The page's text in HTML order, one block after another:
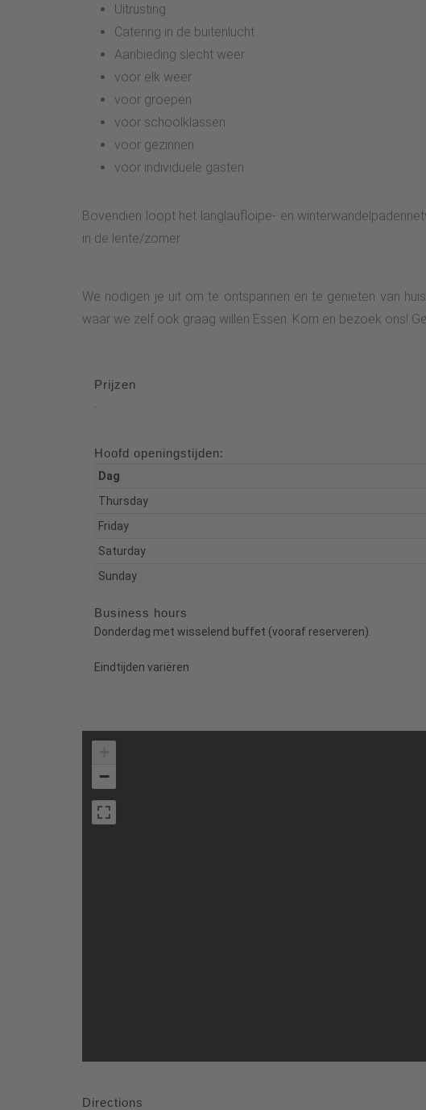
Uitrusting
Catering in de buitenlucht
Aanbieding slecht weer
voor elk weer
voor groepen
voor schoolklassen
voor gezinnen
voor individuele gasten
Bovendien loopt het langlaufloipe- en
in de lente/zomer.
We nodigen je uit om te ontspannen en te genieten van
waar we zelf ook graag willen Essen. Kom en bezoek ons!
Prijzen
Hoofd openingstijden:
Dag
Thursday
Friday
Saturday
Sunday
Business hours
Donderdag met wisselend buffet (vooraf reserveren).
Eindtijden variëren
−
Directions